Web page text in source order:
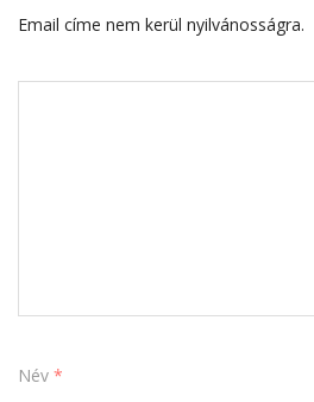
Email címe nem kerül nyilvánosságra.
Név *